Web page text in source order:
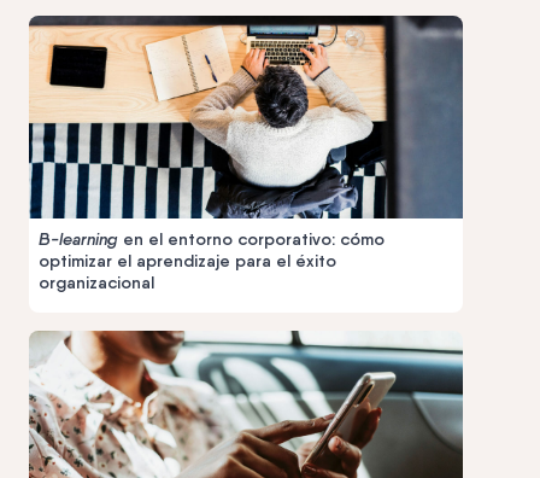
B-learning en el entorno corporativo: cómo
optimizar el aprendizaje para el éxito
organizacional